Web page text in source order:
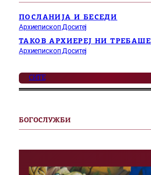
ПОСЛАНИЈА И БЕСЕДИ
Архиепископ Доситеј
ТАКОВ АРХИЕРЕЈ НИ ТРЕБАШЕ
Архиепископ Доситеј
СИТЕ
БОГОСЛУЖБИ